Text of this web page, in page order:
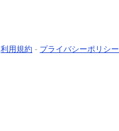
利用規約 - プライバシーポリシー